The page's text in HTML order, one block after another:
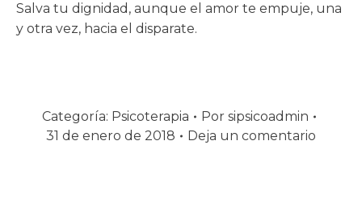
Salva tu dignidad, aunque el amor te empuje, una
y otra vez, hacia el disparate.
Categoría: Psicoterapia Por sipsicoadmin
31 de enero de 2018
Deja un comentario